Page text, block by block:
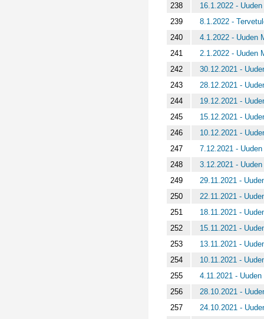
238
16.1.2022 -
239
8.1.2022 -
240
4.1.2022 - Uuden
241
2.1.2022 - Uuden
242
30.12.2021 -
243
28.12.2021 -
244
19.12.2021 -
245
15.12.2021 -
246
10.12.2021 -
247
7.12.2021 -
248
3.12.2021 -
249
29.11.2021 -
250
22.11.2021 -
251
18.11.2021 -
252
15.11.2021 -
253
13.11.2021 -
254
10.11.2021 -
255
4.11.2021 -
256
28.10.2021 -
257
24.10.2021 -